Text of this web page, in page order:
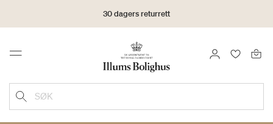
30 dagers returrett
Menu LOGG INN
SØK